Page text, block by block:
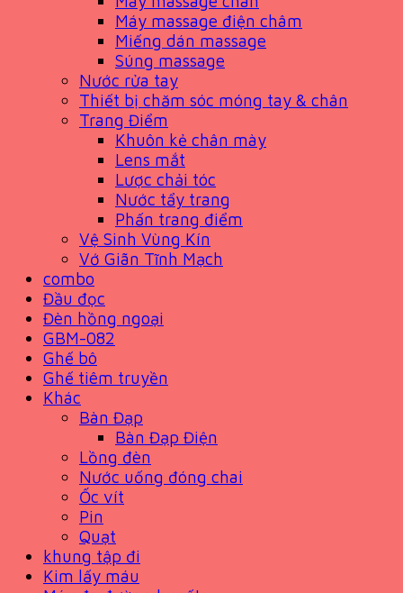
Máy massage điện châm
Miếng dán massage
Súng massage
Nước rửa tay
Thiết bị chăm sóc móng tay & chân
Trang Điểm
Khuôn kẻ chân mày
Lens mắt
Lược chải tóc
Nước tẩy trang
Phấn trang điểm
Vệ Sinh Vùng Kín
Vớ Giãn Tĩnh Mạch
combo
Đầu đọc
Đèn hồng ngoại
GBM-082
Ghế bô
Ghế tiêm truyền
Khác
Bàn Đạp
Bàn Đạp Điện
Lồng đèn
Nước uống đóng chai
Ốc vít
Pin
Quạt
khung tập đi
Kim lấy máu